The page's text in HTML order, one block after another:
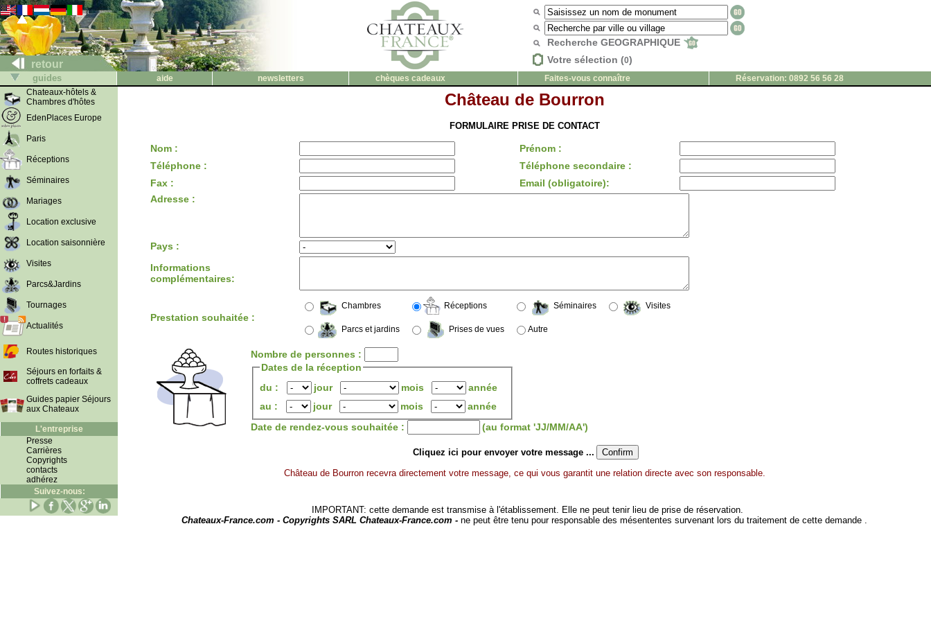
retour
Recherche GEOGRAPHIQUE
Votre sélection (0)
guides aide newsletters chèques cadeaux Faites-vous connaître
Réservation: 0892 56 56 28
Chateaux-hôtels &
Chambres d'hôtes
EdenPlaces Europe
Paris
Réceptions
Séminaires
Mariages
Location exclusive
Location saisonnière
Visites
Parcs&Jardins
Tournages
Actualités
Routes historiques
Séjours en forfaits &
coffrets cadeaux
Guides papier Séjours
aux Chateaux
L'entreprise
Presse
Carrières
Copyrights
contacts
adhérez
Suivez-nous:
Château de Bourron
FORMULAIRE PRISE DE CONTACT
Nom :
Prénom :
Téléphone :
Téléphone secondaire :
Fax :
Email (obligatoire):
Adresse :
Pays :
Informations
complémentaires:
Prestation souhaitée :
Chambres Réceptions Séminaires Visites
Parcs et jardins Prises de vues Autre
Nombre de personnes :
Dates de la réception
du :
jour mois
année
au :
jour mois
année
Date de rendez-vous souhaitée :
(au format 'JJ/MM/AA')
Cliquez ici pour envoyer votre message ...
Château de Bourron recevra directement votre message, ce qui vous garantit une relation directe avec son responsable.
IMPORTANT: cette demande est transmise à l'établissement. Elle ne peut tenir lieu de prise de réservation.
Chateaux-France.com - Copyrights SARL Chateaux-France.com - ne peut être tenu pour responsable des mésententes survenant lors du traitement de cette demande .